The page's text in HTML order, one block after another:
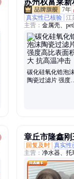
7年
真实性已核验 江
主营： 金属壳、
尘器、无声撕、
带、撕膜胶带、
桩防尘网、机柜防
碳化硅氧化锆泡
陶瓷过滤片 强度
章丘市隆鑫刚
回复及时 真实性
主营： 净水器、托
球、碱性球、麦饭